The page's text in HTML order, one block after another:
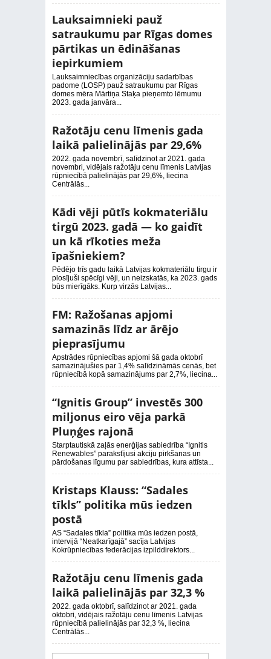
Lauksaimnieki pauž
satraukumu par Rīgas domes
pārtikas un ēdināšanas
iepirkumiem
Lauksaimniecības organizāciju sadarbības
padome (LOSP) pauž satraukumu par Rīgas
domes mēra Mārtiņa Staķa pieņemto lēmumu
2023. gada janvāra...
Ražotāju cenu līmenis gada
laikā palielinājās par 29,6%
2022. gada novembrī, salīdzinot ar 2021. gada
novembri, vidējais ražotāju cenu līmenis Latvijas
rūpniecībā palielinājās par 29,6%, liecina
Centrālās...
Kādi vēji pūtīs kokmateriālu
tirgū 2023. gadā — ko gaidīt
un kā rīkoties meža
īpašniekiem?
Pēdējo trīs gadu laikā Latvijas kokmateriālu tirgu ir
plosījuši spēcīgi vēji, un neizskatās, ka 2023. gads
būs mierīgāks. Kurp virzās Latvijas...
FM: Ražošanas apjomi
samazinās līdz ar ārējo
pieprasījumu
Apstrādes rūpniecības apjomi šā gada oktobrī
samazinājušies par 1,4% salīdzināmās cenās, bet
rūpniecībā kopā samazinājums par 2,7%, liecina...
“Ignitis Group” investēs 300
miljonus eiro vēja parkā
Pluņģes rajonā
Starptautiskā zaļās enerģijas sabiedrība “Ignitis
Renewables” parakstījusi akciju pirkšanas un
pārdošanas līgumu par sabiedrības, kura attīsta...
Kristaps Klauss: “Sadales
tīkls” politika mūs iedzen
postā
AS “Sadales tīkla” politika mūs iedzen postā,
intervijā “Neatkarīgajā” sacīja Latvijas
Kokrūpniecības federācijas izpilddirektors...
Ražotāju cenu līmenis gada
laikā palielinājās par 32,3 %
2022. gada oktobrī, salīdzinot ar 2021. gada
oktobri, vidējais ražotāju cenu līmenis Latvijas
rūpniecībā palielinājās par 32,3 %, liecina
Centrālās...